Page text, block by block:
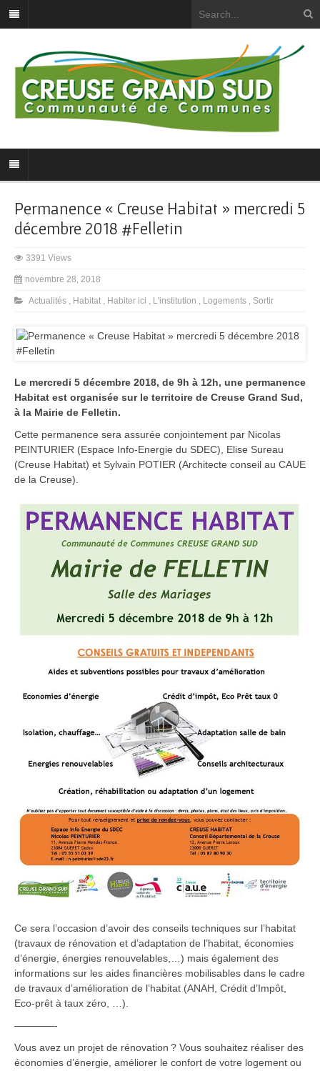
Permanence « Creuse Habitat » mercredi 5
décembre 2018 #Felletin
3391 Views
novembre 28, 2018
Actualités , Habitat , Habiter ici , L'institution , Logements , Sortir
Le mercredi 5 décembre 2018, de 9h à 12h, une permanence
Habitat est organisée sur le territoire de Creuse Grand Sud,
à la Mairie de Felletin.
Cette permanence sera assurée conjointement par Nicolas
PEINTURIER (Espace Info-Energie du SDEC), Elise Sureau
(Creuse Habitat) et Sylvain POTIER (Architecte conseil au CAUE
de la Creuse).
Ce sera l’occasion d’avoir des conseils techniques sur l’habitat
(travaux de rénovation et d’adaptation de l’habitat, économies
d’énergie, énergies renouvelables,…) mais également des
informations sur les aides financières mobilisables dans le cadre
de travaux d’amélioration de l’habitat (ANAH, Crédit d’Impôt,
Eco-prêt à taux zéro, …).
————-
Vous avez un projet de rénovation ? Vous souhaitez réaliser des
économies d’énergie, améliorer le confort de votre logement ou